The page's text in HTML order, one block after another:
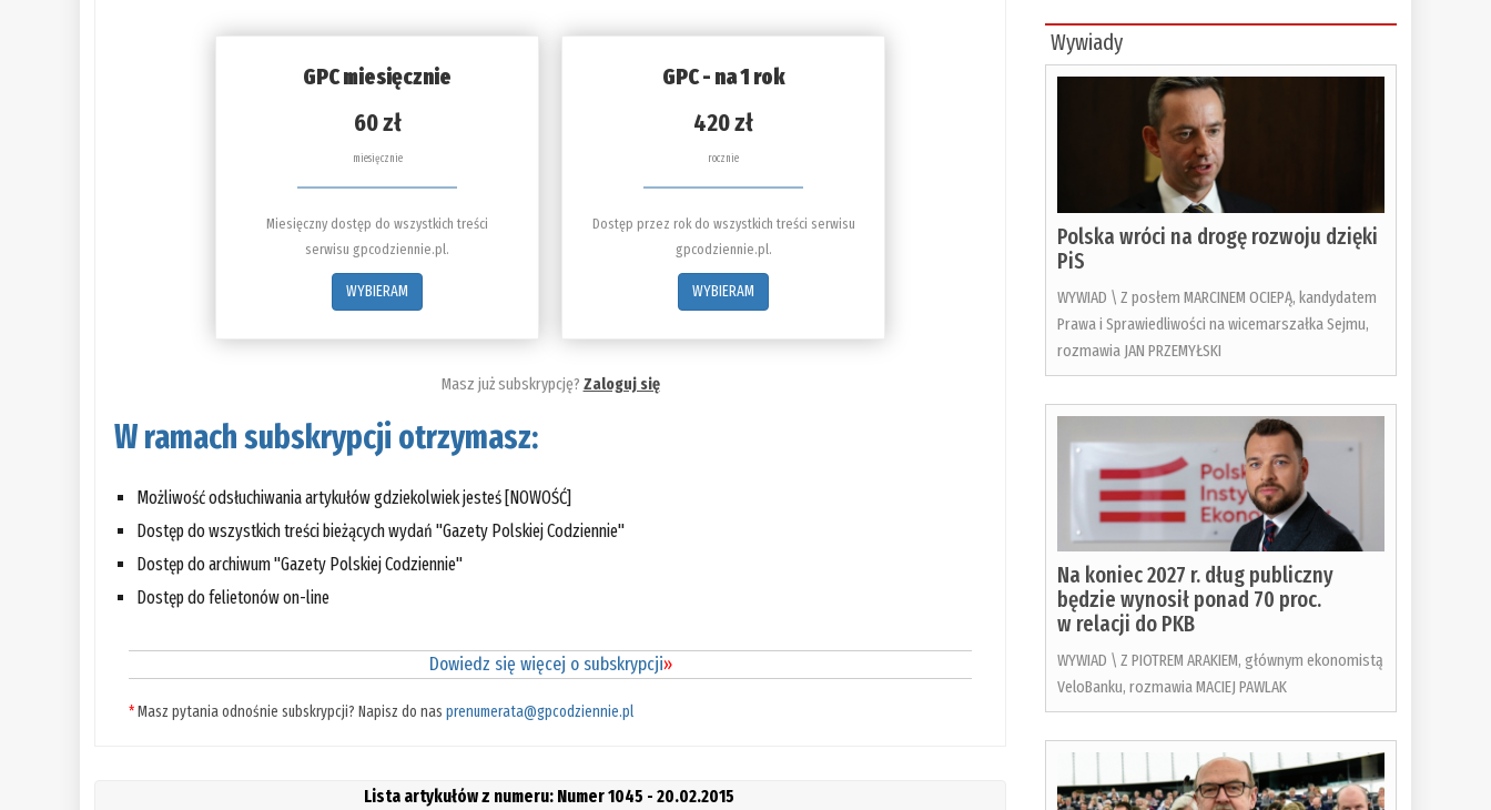
GPC miesięcznie
60 zł
miesięcznie
Miesięczny dostęp do wszystkich treści
serwisu gpcodziennie.pl.
WYBIERAM
GPC - na 1 rok
420 zł
rocznie
Dostęp przez rok do wszystkich treści serwisu
gpcodziennie.pl.
WYBIERAM
Masz już subskrypcję? Zaloguj się
W ramach subskrypcji otrzymasz:
Możliwość odsłuchiwania artykułów gdziekolwiek jesteś [NOWOŚĆ]
Dostęp do wszystkich treści bieżących wydań "Gazety Polskiej Codziennie"
Dostęp do archiwum "Gazety Polskiej Codziennie"
Dostęp do felietonów on-line
Dowiedz się więcej o subskrypcji»
*Masz pytania odnośnie subskrypcji? Napisz do nasprenumerata@gpcodziennie.pl
Lista artykułów z numeru: Numer 1045 - 20.02.2015
Wywiady
Polska wróci na drogę rozwoju dzięki
PiS
WYWIAD \ Z posłem MARCINEM OCIEPĄ, kandydatem
Prawa i Sprawiedliwości na wicemarszałka Sejmu,
rozmawia JAN PRZEMYŁSKI
Na koniec 2027 r. dług publiczny
będzie wynosił ponad 70 proc.
w relacji do PKB
WYWIAD \ Z PIOTREM ARAKIEM, głównym ekonomistą
VeloBanku, rozmawia MACIEJ PAWLAK